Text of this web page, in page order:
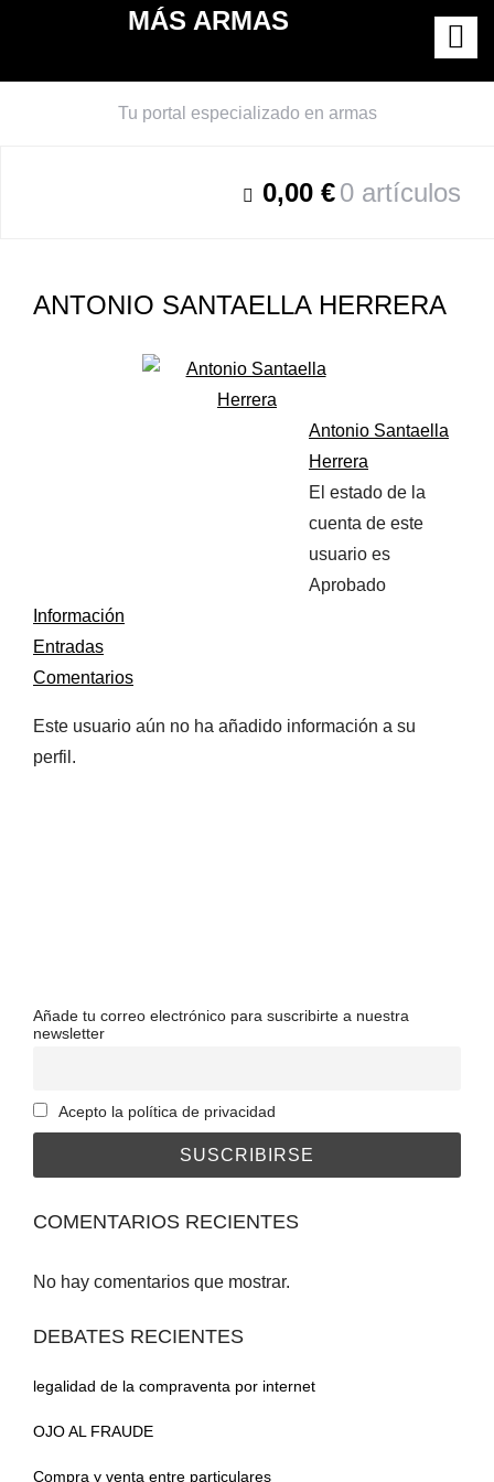
MÁS ARMAS
Tu portal especializado en armas
0,00 €0 artículos
ANTONIO SANTAELLA HERRERA
Antonio Santaella
Herrera
El estado de la
cuenta de este
usuario es
Aprobado
Información
Entradas
Comentarios
Este usuario aún no ha añadido información a su
perfil.
Añade tu correo electrónico para suscribirte a nuestra
newsletter
Acepto la política de privacidad
COMENTARIOS RECIENTES
No hay comentarios que mostrar.
DEBATES RECIENTES
legalidad de la compraventa por internet
OJO AL FRAUDE
Compra y venta entre particulares